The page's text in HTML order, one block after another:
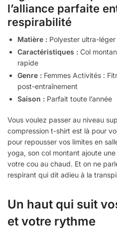
l’alliance parfaite
respirabilité
Matière : Polyester ultra-
Caractéristiques : Col
rapide
Genre : Femmes Activités :
post-entraînement
Saison : Parfait toute l’année
Vous voulez passer au niveau
compression t-shirt est là pour
pour repousser vos limites en
yoga, son col montant ajoute
votre cou au chaud. Et on ne
respirant qui dit adieu à la
Un haut qui suit
et votre rythme